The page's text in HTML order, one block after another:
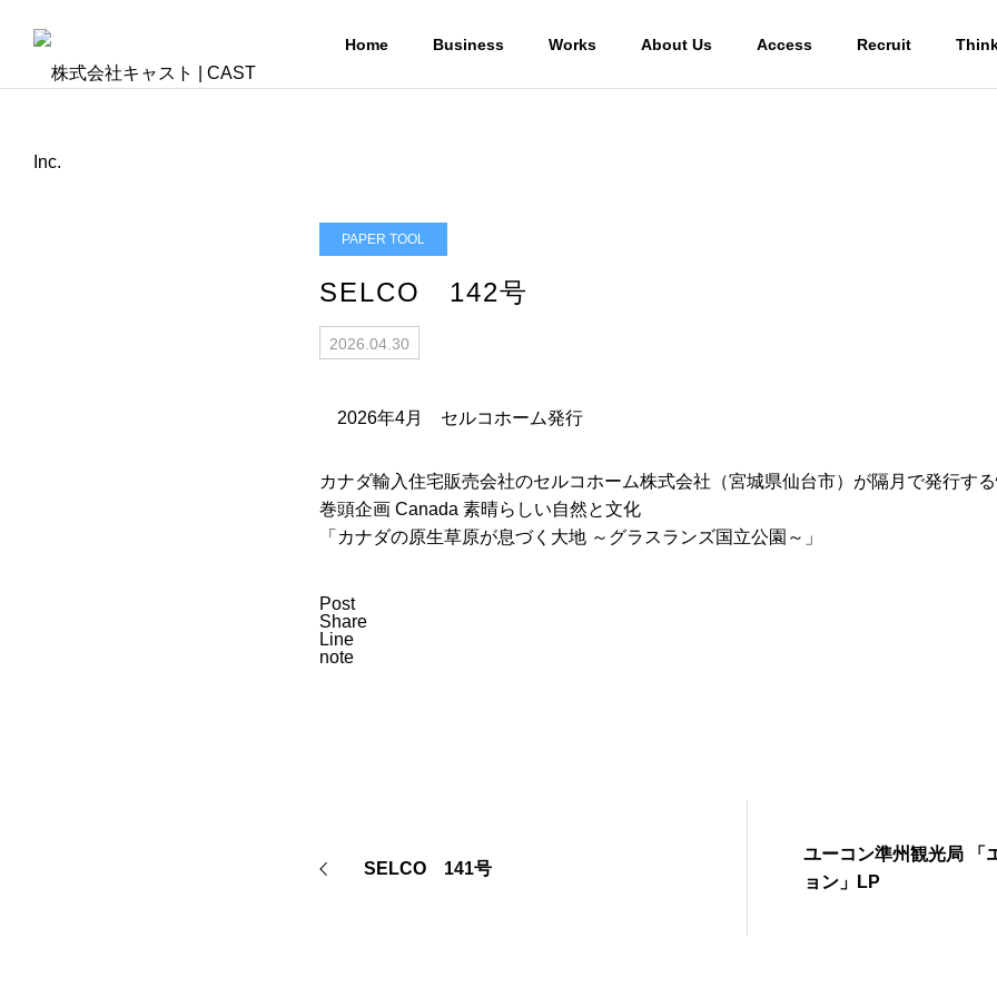
Home Business Works About Us Access Recruit
PAPER TOOL
SELCO 142号
2026.04.30
2026年4月 セルコホーム発行
カナダ輸入住宅販売会社のセルコホーム株式会社（宮城県仙台市）が隔月で発行す
巻頭企画 Canada 素晴らしい自然と文化
「カナダの原生草原が息づく大地 ～グラスランズ国立公園～」
Post
Share
Line
note
SELCO 141号
ユーコン準州観光局 「
ョン」LP